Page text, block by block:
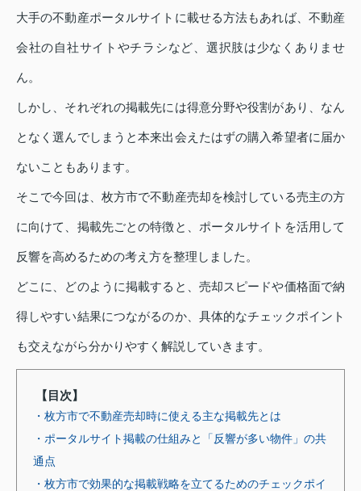
大手の不動産ポータルサイトに載せる方法もあれば、不動産
会社の自社サイトやチラシなど、選択肢は少なくありませ
ん。
しかし、それぞれの掲載先には得意分野や役割があり、なん
となく選んでしまうと本来出会えたはずの購入希望者に届か
ないこともあります。
そこで今回は、枚方市で不動産売却を検討している売主の方
に向けて、掲載先ごとの特徴と、ポータルサイトを活用して
反響を高めるための考え方を整理しました。
どこに、どのように掲載すると、売却スピードや価格面で納
得しやすい結果につながるのか、具体的なチェックポイント
も交えながら分かりやすく解説していきます。
【目次】
・枚方市で不動産売却時に使える主な掲載先とは
・ポータルサイト掲載の仕組みと「反響が多い物件」の共
通点
・枚方市で効果的な掲載戦略を立てるためのチェックポイ